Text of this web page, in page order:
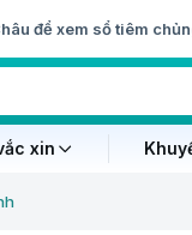
để xem sổ tiêm
xin